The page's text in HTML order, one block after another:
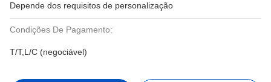
Depende dos requisitos de personalização
Condições De Pagamento:
T/T,L/C (negociável)